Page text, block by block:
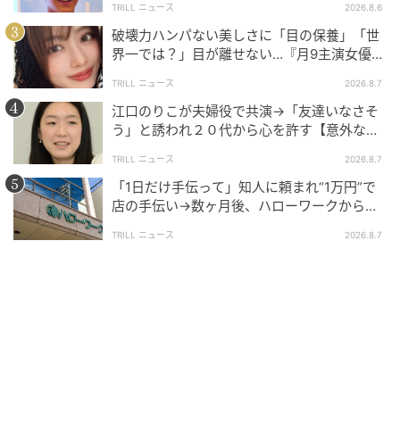
和歌山出身の漫画描き。色んな漫画を描きます。慢
性副鼻腔炎。
TRILL ニュース 2026.8.6
破壊力ハンパない美しさに「目の保養」「世
界一では？」目が離せない…『月9主演女優
TRILL ニュース 2026.8.7
江口のりこが夫婦役で共演→「友達いなさそ
う」と誘われ２０代から心を許す【意外な親
TRILL ニュース 2026.8.7
「1日だけ手伝って」知人に頼まれ“1万円”で
店の手伝い→数ヶ月後、ハローワークから届
TRILL ニュース 2026.8.7